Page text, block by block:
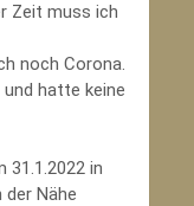
Zeit muss ich
noch Corona.
hatte keine
31.1.2022 in
der Nähe